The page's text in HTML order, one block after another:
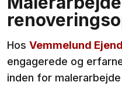
HosVemmelund
engagerede og
inden for